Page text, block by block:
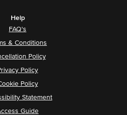
Help
FAQ's
& Conditions
Policy
Policy
Policy
Statement
Guide